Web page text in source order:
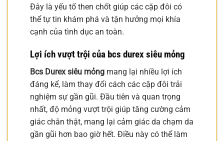
Đây là yếu tố then chốt giúp các cặp đôi có
thể tự tin khám phá và tận hưởng mọi khía
cạnh của tình dục an toàn.
Lợi ích vượt trội của bcs durex siêu mỏng
Bcs Durex siêu mỏng mang lại nhiều lợi ích
đáng kể, làm thay đổi cách các cặp đôi trải
nghiệm sự gần gũi. Đầu tiên và quan trọng
nhất, độ mỏng vượt trội giúp tăng cường cảm
giác chân thật, mang lại cảm giác da chạm da
gần gũi hơn bao giờ hết. Điều này có thể làm